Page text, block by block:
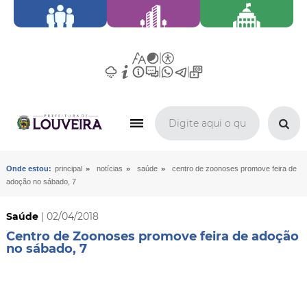
Onde estou: principal » notícias » saúde »
centro de zoonoses promove feira de
adoção no sábado, 7
Saúde| 02/04/2018
Centro de Zoonoses promove feira de adoção
no sábado, 7